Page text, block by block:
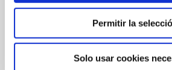
Permitir la
Solo usar cookies
مناسبات خاصة